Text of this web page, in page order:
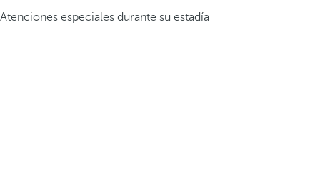
Atenciones especiales durante su estadía